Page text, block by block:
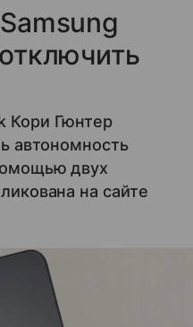
Кори Гюнтер
автономность
двух
на сайте